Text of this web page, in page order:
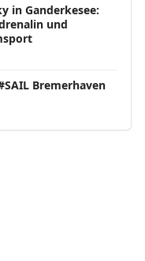
in Ganderkesee:
und
Bremerhaven